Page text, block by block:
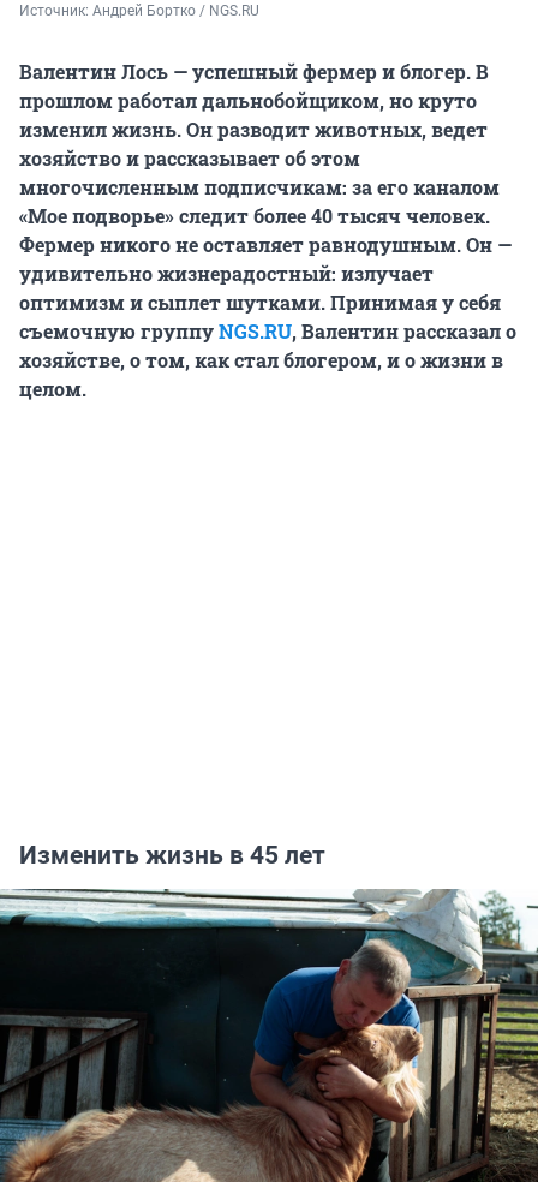
Источник: Андрей Бортко / NGS.RU
Валентин Лось — успешный фермер и блогер. В
прошлом работал дальнобойщиком, но круто
изменил жизнь. Он разводит животных, ведет
хозяйство и рассказывает об этом
многочисленным подписчикам: за его каналом
«Мое подворье» следит более 40 тысяч человек.
Фермер никого не оставляет равнодушным. Он —
удивительно жизнерадостный: излучает
оптимизм и сыплет шутками. Принимая у себя
съемочную группуNGS.RU, Валентин рассказал о
хозяйстве, о том, как стал блогером, и о жизни в
целом.
Изменить жизнь в 45 лет